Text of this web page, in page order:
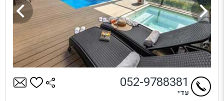
052-9788381
עדי